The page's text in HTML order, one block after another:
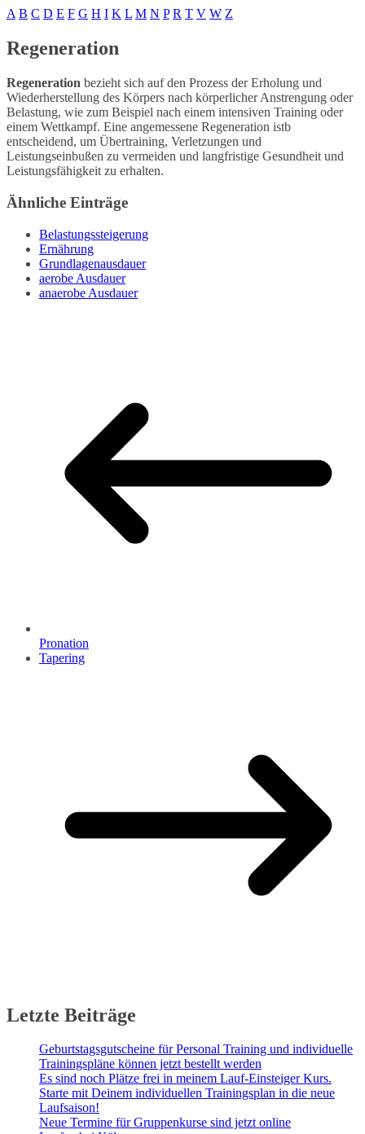
A B C D E F G H I K L M N P R T V W Z
Regeneration
Regeneration bezieht sich auf den Prozess der Erholung und
Wiederherstellung des Körpers nach körperlicher Anstrengung oder
Belastung, wie zum Beispiel nach einem intensiven Training oder
einem Wettkampf. Eine angemessene Regeneration istb
entscheidend, um Übertraining, Verletzungen und
Leistungseinbußen zu vermeiden und langfristige Gesundheit und
Leistungsfähigkeit zu erhalten.
Ähnliche Einträge
Belastungssteigerung
Ernährung
Grundlagenausdauer
aerobe Ausdauer
anaerobe Ausdauer
Pronation
Tapering
Letzte Beiträge
Geburtstagsgutscheine für Personal Training und individuelle
Trainingspläne können jetzt bestellt werden
Es sind noch Plätze frei in meinem Lauf-Einsteiger Kurs.
Starte mit Deinem individuellen Trainingsplan in die neue
Laufsaison!
Neue Termine für Gruppenkurse sind jetzt online